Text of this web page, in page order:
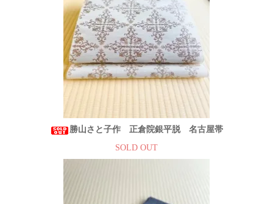
勝山さと子作 正倉院銀平脱 名古屋帯
SOLD OUT